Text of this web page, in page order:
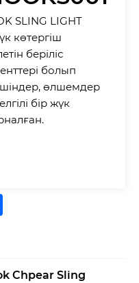
SLING LIGHT
көтергіш
беріліс
болып
өлшемдер
бір жүк
Chpear Sling